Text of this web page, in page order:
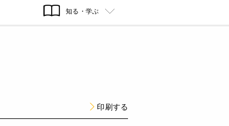
知る・学ぶ
印刷する